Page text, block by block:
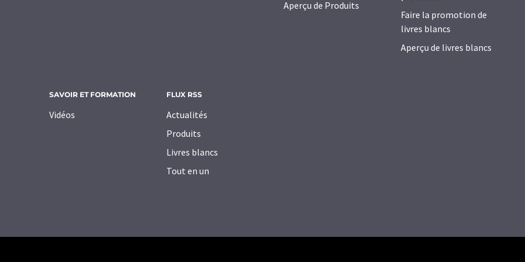
Aperçu de Produits
Faire la promotion de
livres blancs
Aperçu de livres blancs
SAVOIR ET FORMATION
Vidéos
FLUX RSS
Actualités
Produits
Livres blancs
Tout en un